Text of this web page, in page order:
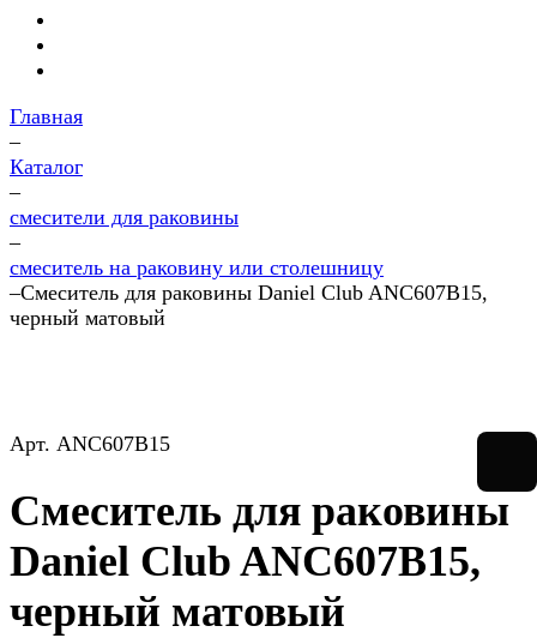
Главная
–
Каталог
–
смесители для раковины
–
смеситель на раковину или столешницу
–Смеситель для раковины Daniel Club ANC607B15,
черный матовый
Арт. ANC607B15
Смеситель для раковины
Daniel Club ANC607B15,
черный матовый